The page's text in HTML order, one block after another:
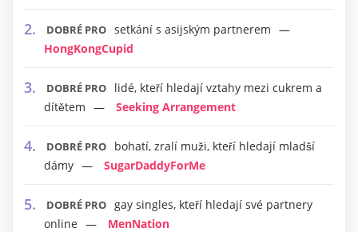
DOBRÉ PRO setkání s asijským partnerem
HongKongCupid
DOBRÉ PRO
lidé, kteří hledají vztahy mezi cukrem a
dítětem
Seeking Arrangement
DOBRÉ PRO
bohatí, zralí muži, kteří hledají mladší
dámy
SugarDaddyForMe
DOBRÉ PRO gay singles, kteří hledají své partnery
online
MenNation